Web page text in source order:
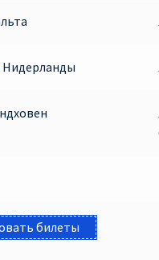
Нидерланды
билеты